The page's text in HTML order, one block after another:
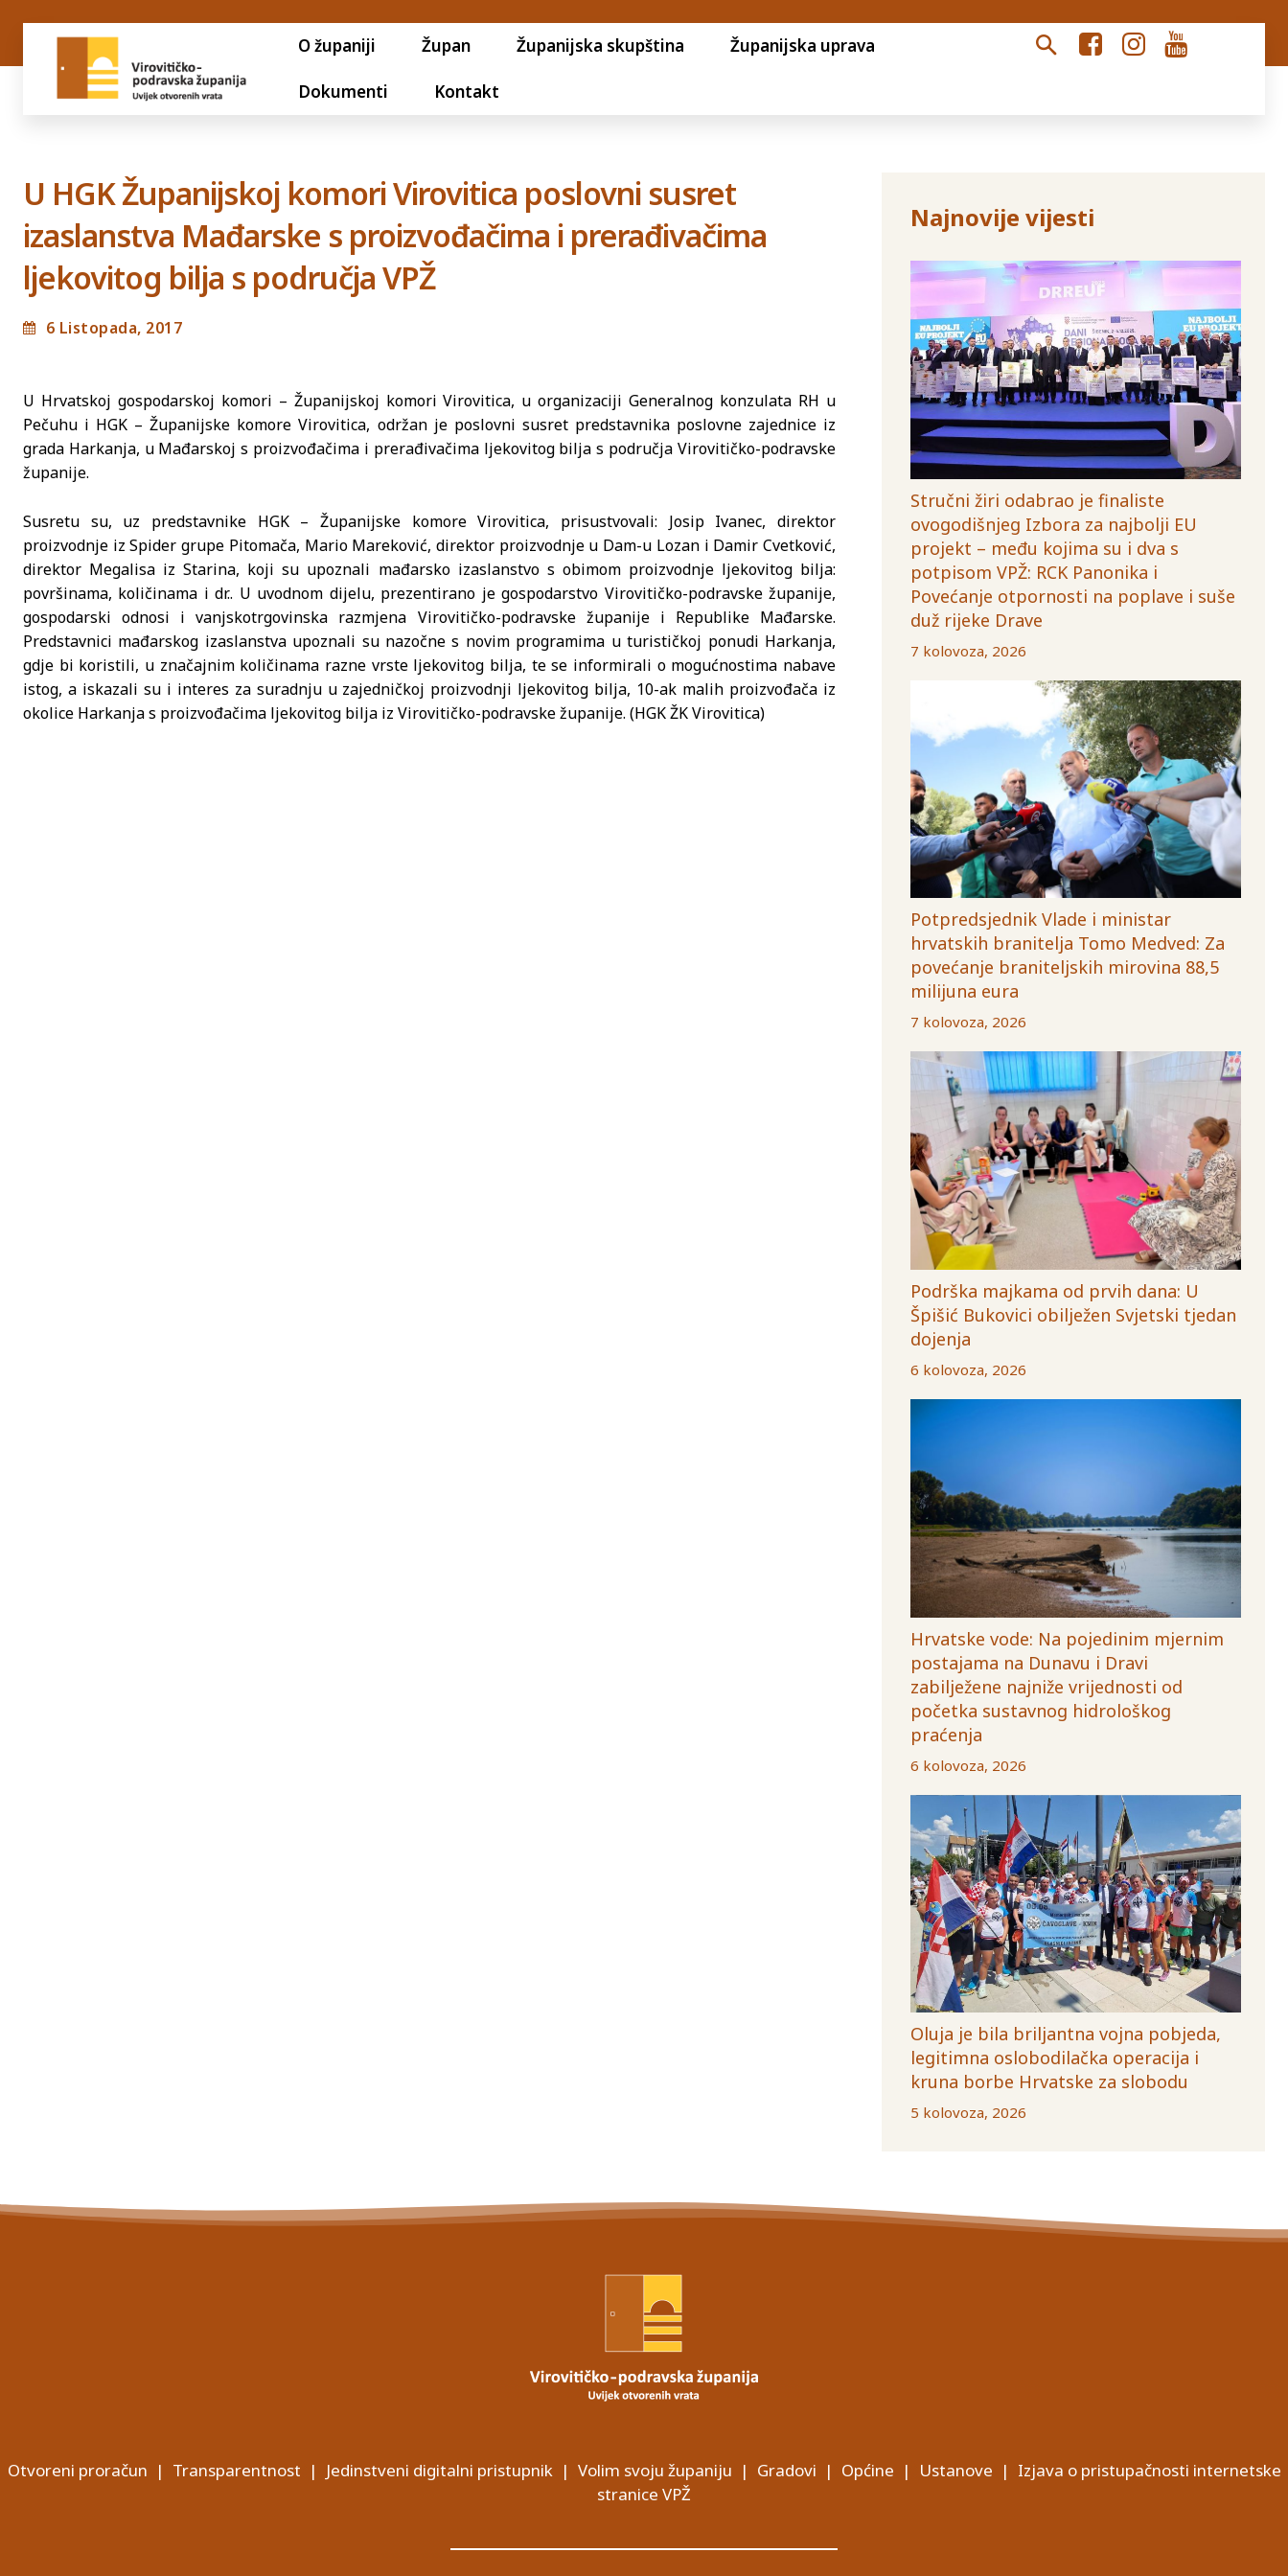
O županiji Župan Županijska skupština Županijska uprava
Dokumenti Kontakt
U HGK Županijskoj komori Virovitica poslovni susret
izaslanstva Mađarske s proizvođačima i prerađivačima
ljekovitog bilja s područja VPŽ
6 Listopada, 2017
U Hrvatskoj gospodarskoj komori – Županijskoj komori Virovitica, u organizaciji Generalnog konzulata RH u
Pečuhu i HGK – Županijske komore Virovitica, održan je poslovni susret predstavnika poslovne zajednice iz
grada Harkanja, u Mađarskoj s proizvođačima i prerađivačima ljekovitog bilja s područja Virovitičko-podravske
županije.
Susretu su, uz predstavnike HGK – Županijske komore Virovitica, prisustvovali: Josip Ivanec, direktor
proizvodnje iz Spider grupe Pitomača, Mario Mareković, direktor proizvodnje u Dam-u Lozan i Damir Cvetković,
direktor Megalisa iz Starina, koji su upoznali mađarsko izaslanstvo s obimom proizvodnje ljekovitog bilja:
površinama, količinama i dr.. U uvodnom dijelu, prezentirano je gospodarstvo Virovitičko-podravske županije,
gospodarski odnosi i vanjskotrgovinska razmjena Virovitičko-podravske županije i Republike Mađarske.
Predstavnici mađarskog izaslanstva upoznali su nazočne s novim programima u turističkoj ponudi Harkanja,
gdje bi koristili, u značajnim količinama razne vrste ljekovitog bilja, te se informirali o mogućnostima nabave
istog, a iskazali su i interes za suradnju u zajedničkoj proizvodnji ljekovitog bilja, 10-ak malih proizvođača iz
okolice Harkanja s proizvođačima ljekovitog bilja iz Virovitičko-podravske županije. (HGK ŽK Virovitica)
Najnovije vijesti
Stručni žiri odabrao je finaliste
ovogodišnjeg Izbora za najbolji EU
projekt – među kojima su i dva s
potpisom VPŽ: RCK Panonika i
Povećanje otpornosti na poplave i suše
duž rijeke Drave
7 kolovoza, 2026
Potpredsjednik Vlade i ministar
hrvatskih branitelja Tomo Medved: Za
povećanje braniteljskih mirovina 88,5
milijuna eura
7 kolovoza, 2026
Podrška majkama od prvih dana: U
Špišić Bukovici obilježen Svjetski tjedan
dojenja
6 kolovoza, 2026
Hrvatske vode: Na pojedinim mjernim
postajama na Dunavu i Dravi
zabilježene najniže vrijednosti od
početka sustavnog hidrološkog
praćenja
6 kolovoza, 2026
Oluja je bila briljantna vojna pobjeda,
legitimna oslobodilačka operacija i
kruna borbe Hrvatske za slobodu
5 kolovoza, 2026
Otvoreni proračun | Transparentnost | Jedinstveni digitalni pristupnik| Volim svoju županiju | Gradovi | Općine | Ustanove | Izjava o pristupačnosti internetske
stranice VPŽ